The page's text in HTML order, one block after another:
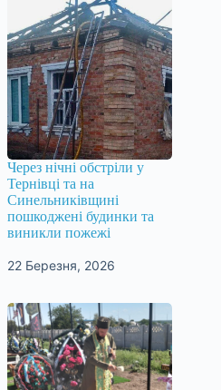
Через нічні обстріли у
Тернівці та на
Синельниківщині
пошкоджені будинки та
виникли пожежі
22 Березня, 2026